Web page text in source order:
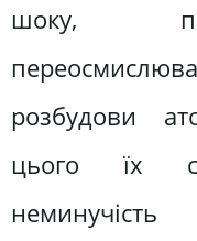
шоку,
розбудови
цього їх